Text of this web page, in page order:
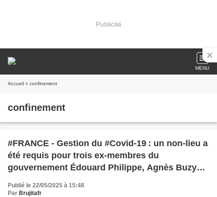
Publicité
MENU
Accueil » confinement
confinement
#FRANCE - Gestion du #Covid-19 : un non-lieu a
été requis pour trois ex-membres du
gouvernement Édouard Philippe, Agnès Buzyn
et Olivier Véran par le fameux Rémy Heitz,
procureur général près la Cour de cassation
Publié le 22/05/2025 à 15:48
Par Brujitafr